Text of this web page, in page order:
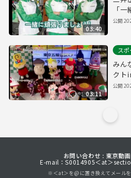
03:40
「
公開
03:11
ス
みん
クト
公開
お問い合わせ : 東京動
E-mail：S0014905＜at＞
※＜at＞を@に置き換えてメールを